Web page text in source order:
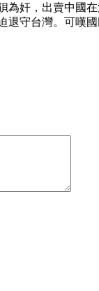
奸，出賣中
守台灣。可嘆